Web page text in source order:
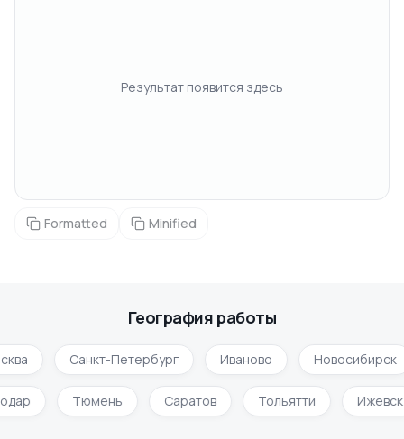
Результат появится здесь
Formatted Minified
География работы
Санкт-Петербург Иваново Новосибирск
Тюмень Саратов Тольятти Ижевск